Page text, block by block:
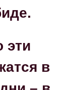
эти
в